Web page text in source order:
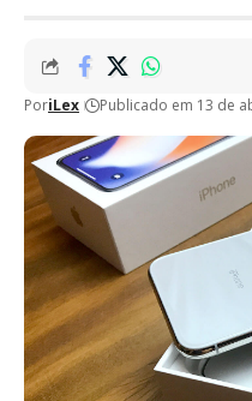
PoriLex Publicado em 13 de